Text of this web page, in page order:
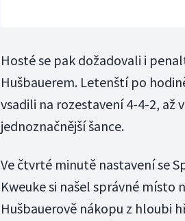
Hosté se pak dožadovali i
Hušbauerem. Letenští po
vsadili na rozestavení 4-4-2, až
jednoznačnější šance.
Ve čtvrté minutě nastavení se
Kweuke si našel správné
Hušbauerově nákopu z hloubi